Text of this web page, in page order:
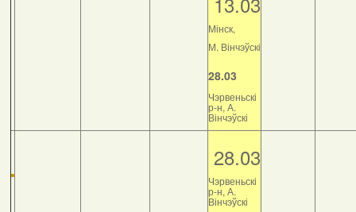
Мінск,
М. Вінчэўскі
28.03
Чэрвеньскі
р-н, А.
Вінчэўскі
28.03
Чэрвеньскі
р-н, А.
Вінчэўскі